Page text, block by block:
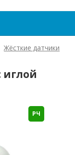
Жёсткие датчики
иглой
РЧ